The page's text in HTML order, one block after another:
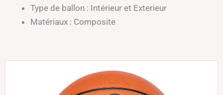
Type de ballon : Intérieur et Exterieur
Matériaux : Composite